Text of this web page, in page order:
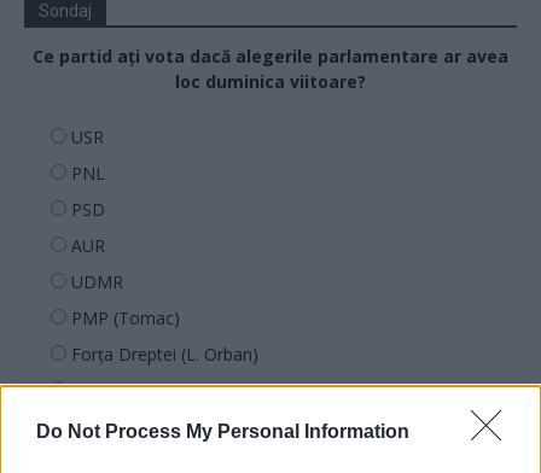
Do Not Process My Personal Information
Sondaj
Ce partid ați vota dacă alegerile parlamentare ar avea
loc duminica viitoare?
USR
PNL
PSD
AUR
UDMR
PMP (Tomac)
Forța Dreptei (L. Orban)
PNȚMM
REPER